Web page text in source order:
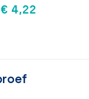
€ 4,22